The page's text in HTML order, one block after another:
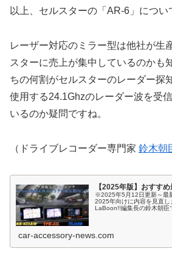
以上、セルスターの「AR-6」につい
レーザー対応のミラー型は他社が生
スターに売上が集中しているのかも
ちの何割がセルスターのレーダー探
使用する24.1Ghzのレーダー波を受
いるのか疑問ですね。
（ドライブレコーダー専門家 鈴木朝
【2025年版】おすす
※2025年5月12日更新～最
2025年向けに内容を見直し
LaBoon!!編集長の鈴木朝臣
car-accessory-news.com